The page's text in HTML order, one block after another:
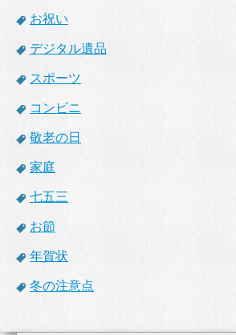
お祝い
デジタル遺品
スポーツ
コンビニ
敬老の日
家庭
七五三
お節
年賀状
冬の注意点